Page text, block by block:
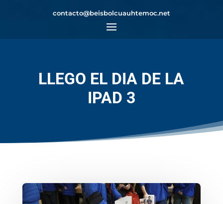
contacto@beisbolcuauhtemoc.net
LLEGO EL DIA DE LA
IPAD 3